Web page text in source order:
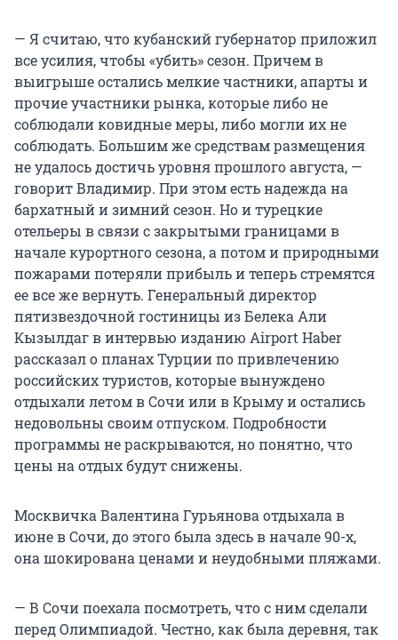
— Я считаю, что кубанский губернатор приложил
все усилия, чтобы «убить» сезон. Причем в
выигрыше остались мелкие частники, апарты и
прочие участники рынка, которые либо не
соблюдали ковидные меры, либо могли их не
соблюдать. Большим же средствам размещения
не удалось достичь уровня прошлого августа, —
говорит Владимир. При этом есть надежда на
бархатный и зимний сезон. Но и турецкие
отельеры в связи с закрытыми границами в
начале курортного сезона, а потом и природными
пожарами потеряли прибыль и теперь стремятся
ее все же вернуть. Генеральный директор
пятизвездочной гостиницы из Белека Али
Кызылдагв интервью изданию Airport Haber
рассказал о планах Турции по привлечению
российских туристов, которые вынуждено
отдыхали летом в Сочи или в Крыму и остались
недовольны своим отпуском. Подробности
программы не раскрываются, но понятно, что
цены на отдых будут снижены.
Москвичка Валентина Гурьянова отдыхала в
июне в Сочи, до этого была здесь в начале 90-х,
она шокирована ценами и неудобными пляжами.
— В Сочи поехала посмотреть, что с ним сделали
перед Олимпиадой. Честно, как была деревня, так